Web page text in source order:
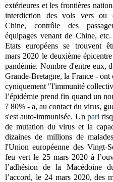
extérieures et les frontières
interdiction des vols vers ou
Chine, contrôle des
équipages venant de Chine,
Etats européens se trouvent
mars 2020 le deuxième
pandémie. Nombre d'entre eux,
Grande-Bretagne, la France - ont
cyniquement "l'immunité
l’épidémie prend fin quand un
? 80% - a, au contact du virus,
s'est auto-immunisée. Un pari
de mutation du virus et la
dizaines de millions de
l'Union européenne des Vingt-
feu vert le 25 mars 2020 à
l’adhésion de la Macédoine
l’accord, le 24 mars 2020, des